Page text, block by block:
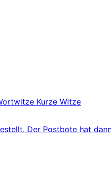
Kurze Witze
Der Postbote hat